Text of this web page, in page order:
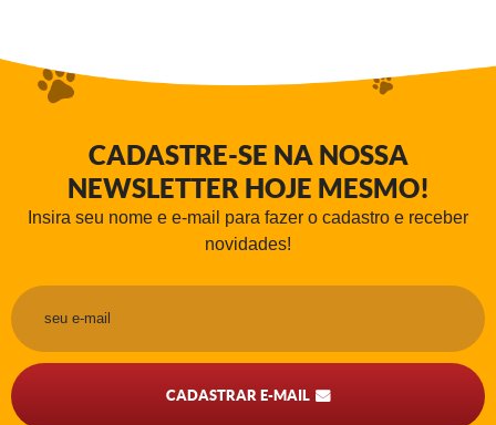
CADASTRE-SE NA NOSSA
NEWSLETTER HOJE MESMO!
Insira seu nome e e-mail para fazer o cadastro e receber
novidades!
CADASTRAR E-MAIL